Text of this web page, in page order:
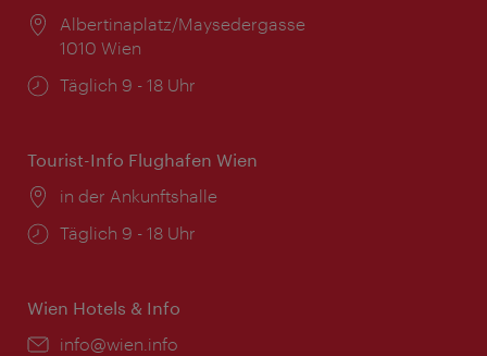
Ort:
Albertinaplatz/Maysedergasse
1010 Wien
Öffnungszeiten:
Täglich 9 - 18 Uhr
Tourist-Info Flughafen Wien
Ort:
in der Ankunftshalle
Öffnungszeiten:
Täglich 9 - 18 Uhr
Wien Hotels & Info
Email:
info@wien.info